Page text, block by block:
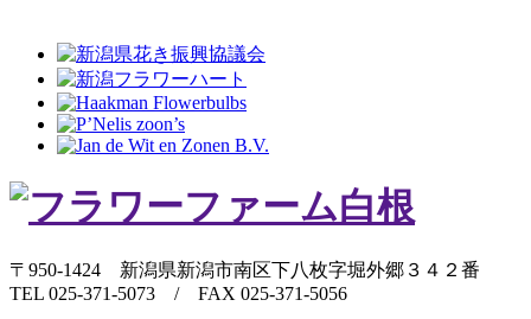
〒950-1424 新潟県新潟市南区下八枚字堀外郷３４２番
TEL 025-371-5073 / FAX 025-371-5056